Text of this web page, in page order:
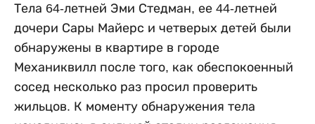
Тела 64-летней Эми Стедман, ее 44-летней
дочери Сары Майерс и четверых детей были
обнаружены в квартире в городе
Механиквилл после того, как обеспокоенный
сосед несколько раз просил проверить
жильцов. К моменту обнаружения тела